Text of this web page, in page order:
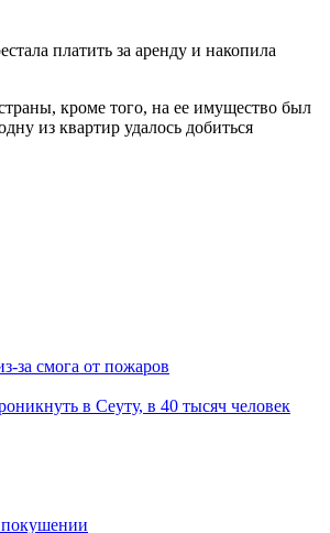
платить за аренду и накопила
кроме того, на ее имущество был
из квартир удалось добиться